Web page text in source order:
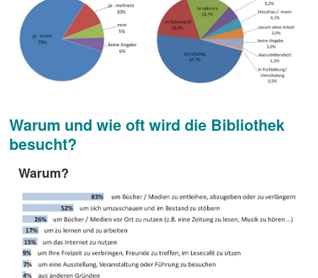
Warum und wie oft wird die Bibliothek
besucht?
Warum?